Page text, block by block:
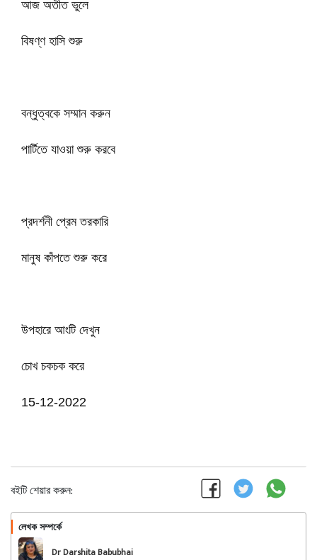
আজ অতীত ভুলে
বিষণ্ণ হাসি শুরু
বন্ধুত্বকে সম্মান করুন
পার্টিতে যাওয়া শুরু করবে
প্রদর্শনী প্রেম তরকারি
মানুষ কাঁপতে শুরু করে
উপহারে আংটি দেখুন
চোখ চকচক করে
15-12-2022
বইটি শেয়ার করুন:
লেখক সম্পর্কে
Dr Darshita Babubhai